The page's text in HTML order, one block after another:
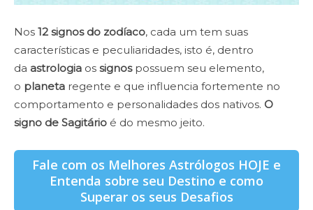
Nos 12 signos do zodíaco, cada um tem suas
características e peculiaridades, isto é, dentro
da astrologia os signospossuem seu elemento,
o planeta regente e que influencia fortemente no
comportamento e personalidades dos nativos. O
signo de Sagitário é do mesmo jeito.
Fale com os Melhores Astrólogos HOJE e
Entenda sobre seu Destino e como
Superar os seus Desafios